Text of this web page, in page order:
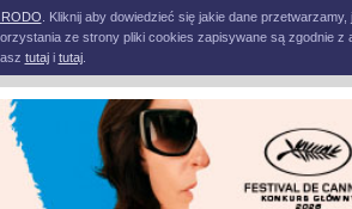
. Kliknij aby dowiedzieć się jakie dane
ze strony pliki cookies zapisywane są zgodnie
tutaji tutaj.